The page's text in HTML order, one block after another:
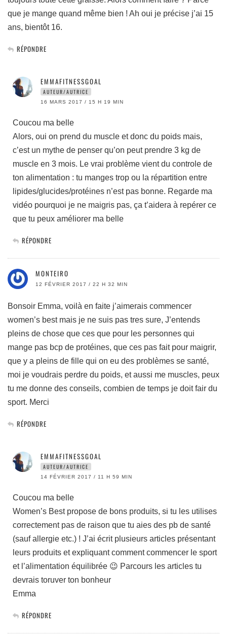
que je mange quand même bien ! Ah oui je précise j’ai 15
ans, bientôt 16.
RÉPONDRE
EMMAFITNESSGOAL
AUTEUR/AUTRICE
16 MARS 2017 / 15 H 19 MIN
Coucou ma belle
Alors, oui on prend du muscle et donc du poids mais,
c’est un mythe de penser qu’on peut prendre 3 kg de
muscle en 3 mois. Le vrai problème vient du controle de
ton alimentation : tu manges trop ou la répartition entre
lipides/glucides/protéines n’est pas bonne. Regarde ma
vidéo pourquoi je ne maigris pas, ça t’aidera à repérer ce
que tu peux améliorer ma belle
RÉPONDRE
MONTEIRO
12 FÉVRIER 2017 / 22 H 32 MIN
Bonsoir Emma, voilà en faite j’aimerais commencer
women’s best mais je ne suis pas tres sure, J’entends
pleins de chose que ces que pour les personnes qui
mange pas bcp de protéines, que ces pas fait pour maigrir,
que y a pleins de fille qui on eu des problèmes se santé,
moi je voudrais perdre du poids, et aussi me muscles, peux
tu me donne des conseils, combien de temps je doit fair du
sport. Merci
RÉPONDRE
EMMAFITNESSGOAL
AUTEUR/AUTRICE
14 FÉVRIER 2017 / 11 H 59 MIN
Coucou ma belle
Women’s Best propose de bons produits, si tu les utilises
correctement pas de raison que tu aies des pb de santé
(sauf allergie etc.) ! J’ai écrit plusieurs articles présentant
leurs produits et expliquant comment commencer le sport
et l’alimentation équilibrée 😉 Parcours les articles tu
devrais toruver ton bonheur
Emma
RÉPONDRE